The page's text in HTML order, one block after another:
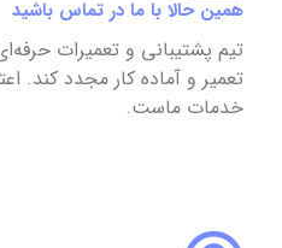
همین حالا با ما در تماس باشید
تیم پشتیبانی و تعمیرات
تعمیر و آماده کار مجدد کند.
خدمات ماست.